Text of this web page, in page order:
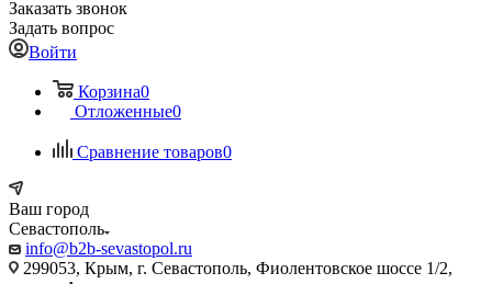
Заказать звонок
Задать вопрос
Войти
Корзина0
Отложенные0
Сравнение товаров0
Ваш город
Севастополь
info@b2b-sevastopol.ru
299053, Крым, г. Севастополь, Фиолентовское шоссе 1/2,